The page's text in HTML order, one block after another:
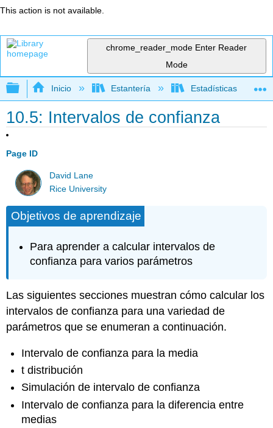
This action is not available.
chrome_reader_mode Enter Reader
Mode
Expandir/contraer jerarquía global
Inicio Estantería Estadísticas
10.5: Intervalos de confianza
Page ID
David Lane
Rice University
Objetivos de aprendizaje
Para aprender a calcular intervalos de
confianza para varios parámetros
Las siguientes secciones muestran cómo calcular los
intervalos de confianza para una variedad de
parámetros que se enumeran a continuación.
Intervalo de confianza para la media
t distribución
Simulación de intervalo de confianza
Intervalo de confianza para la diferencia entre
medias